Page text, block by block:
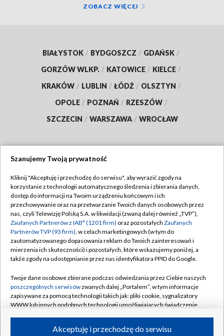
ZOBACZ WIĘCEJ
BIAŁYSTOK / BYDGOSZCZ / GDAŃSK /
GORZÓW WLKP. / KATOWICE / KIELCE /
KRAKÓW / LUBLIN / ŁÓDŹ / OLSZTYN /
OPOLE / POZNAŃ / RZESZÓW /
SZCZECIN / WARSZAWA / WROCŁAW
TVP
Abonament TVP
Emisja w TVP
Centrum informacji TVP
Naziemna Telewizja Cyfrowa
Rada Programowa
System NOS
Informacje o nadawcy
Program dla prasy
Regulamin TVP
Polityka prywatności
Moje zgody
Pomoc
Kontakt
Kanały
Szanujemy Twoją prywatność
Kliknij "Akceptuję i przechodzę do serwisu", aby wyrazić zgody na
korzystanie z technologii automatycznego śledzenia i zbierania danych,
dostęp do informacji na Twoim urządzeniu końcowym i ich
przechowywanie oraz na przetwarzanie Twoich danych osobowych przez
nas, czyli Telewizję Polską S.A. w likwidacji (zwaną dalej również „TVP”),
Zaufanych Partnerów z IAB* (1201 firm) oraz pozostałych Zaufanych
Partnerów TVP (93 firm), w celach marketingowych (w tym do
zautomatyzowanego dopasowania reklam do Twoich zainteresowań i
mierzenia ich skuteczności) i pozostałych, które wskazujemy poniżej, a
także zgody na udostępnianie przez nas identyfikatora PPID do Google.
Twoje dane osobowe zbierane podczas odwiedzania przez Ciebie naszych
poszczególnych serwisówzwanych dalej „Portalem”, w tym informacje
zapisywane za pomocą technologii takich jak: pliki cookie, sygnalizatory
WWW lub innych podobnych technologii umożliwiających świadczenie
ruchu w Internecie.Akceptuję i przechodzę do serwisu